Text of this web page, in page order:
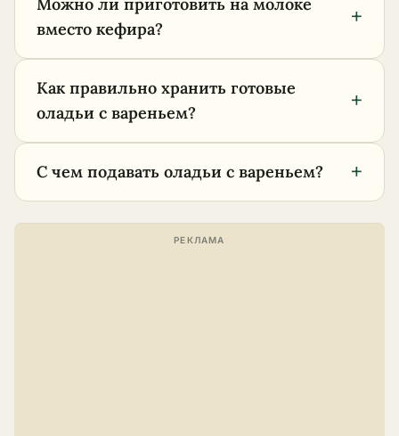
вместо кефира?
+
Как правильно хранить готовые
оладьи с вареньем?
+
С чем подавать оладьи с вареньем? +